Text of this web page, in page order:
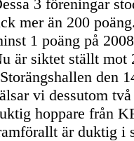
3 föreningar
mer än 200
1 poäng på
är siktet ställt mot
den
vi dessutom
hoppare från
är duktig i